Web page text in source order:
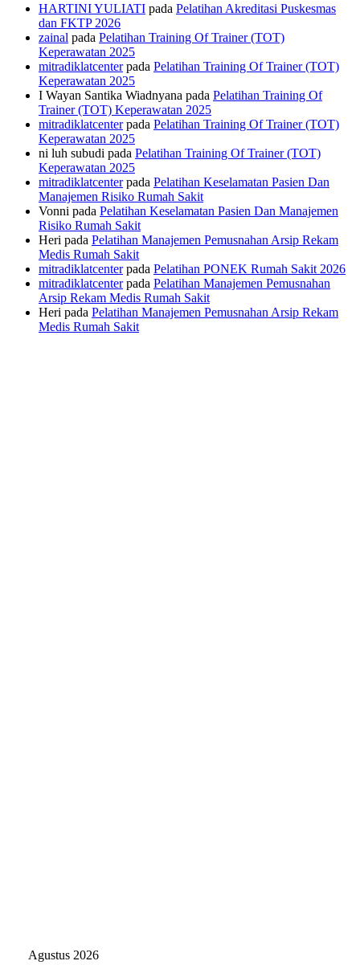
HARTINI YULIATI pada Pelatihan Akreditasi Puskesmas
dan FKTP 2026
zainal pada Pelatihan Training Of Trainer (TOT)
Keperawatan 2025
mitradiklatcenterpada Pelatihan Training Of Trainer (TOT)
Keperawatan 2025
I Wayan Santika Wiadnyana pada Pelatihan Training Of
Trainer (TOT) Keperawatan 2025
mitradiklatcenterpada Pelatihan Training Of Trainer (TOT)
Keperawatan 2025
ni luh subudi pada Pelatihan Training Of Trainer (TOT)
Keperawatan 2025
mitradiklatcenterpada Pelatihan Keselamatan Pasien Dan
Manajemen Risiko Rumah Sakit
Vonni pada Pelatihan Keselamatan Pasien Dan Manajemen
Risiko Rumah Sakit
Heri pada Pelatihan Manajemen Pemusnahan Arsip Rekam
Medis Rumah Sakit
mitradiklatcenterpada Pelatihan PONEK Rumah Sakit 2026
mitradiklatcenterpada Pelatihan Manajemen Pemusnahan
Arsip Rekam Medis Rumah Sakit
Heri pada Pelatihan Manajemen Pemusnahan Arsip Rekam
Medis Rumah Sakit
Agustus 2026